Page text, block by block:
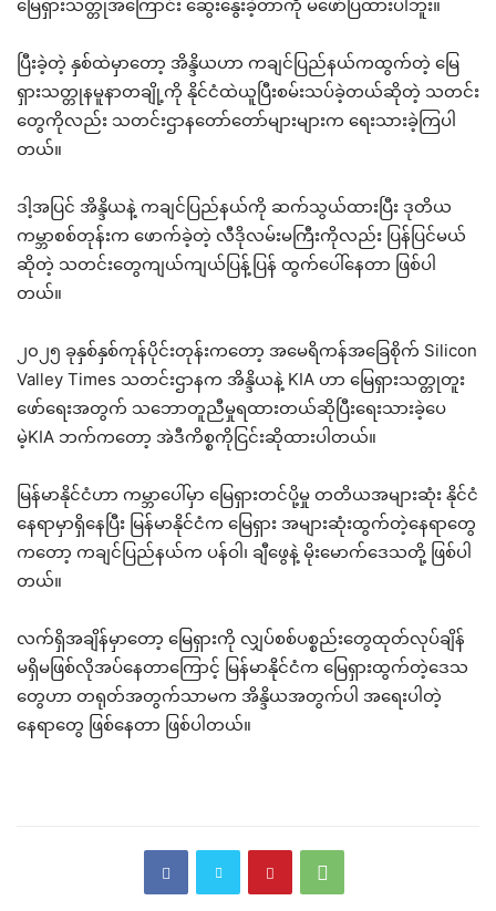
မြေရှားသတ္တုအကြောင်း ဆွေးနွေးခဲ့တာကို မဖော်ပြထားပါဘူး။
ပြီးခဲ့တဲ့ နှစ်ထဲမှာတော့ အိန္ဒိယဟာ ကချင်ပြည်နယ်ကထွက်တဲ့ မြေ
ရှားသတ္တုနမူနာတချို့ကို နိုင်ငံထဲယူပြီးစမ်းသပ်ခဲ့တယ်ဆိုတဲ့ သတင်း
တွေကိုလည်း သတင်းဌာနတော်တော်များများက ရေးသားခဲ့ကြပါ
တယ်။
ဒါ့အပြင် အိန္ဒိယနဲ့ ကချင်ပြည်နယ်ကို ဆက်သွယ်ထားပြီး ဒုတိယ
ကမ္ဘာစစ်တုန်းက ဖောက်ခဲ့တဲ့ လီဒိုလမ်းမကြီးကိုလည်း ပြန်ပြင်မယ်
ဆိုတဲ့ သတင်းတွေကျယ်ကျယ်ပြန့်ပြန် ထွက်ပေါ်နေတာ ဖြစ်ပါ
တယ်။
၂၀၂၅ ခုနှစ်နှစ်ကုန်ပိုင်းတုန်းကတော့ အမေရိကန်အခြေစိုက် Silicon
Valley Times သတင်းဌာနက အိန္ဒိယနဲ့ KIA ဟာ မြေရှားသတ္တုတူး
ဖော်ရေးအတွက် သဘောတူညီမှုရထားတယ်ဆိုပြီးရေးသားခဲ့ပေ
မဲ့KIA ဘက်ကတော့ အဲဒီကိစ္စကိုငြင်းဆိုထားပါတယ်။
မြန်မာနိုင်ငံဟာ ကမ္ဘာပေါ်မှာ မြေရှားတင်ပို့မှု တတိယအများဆုံး နိုင်ငံ
နေရာမှာရှိနေပြီး မြန်မာနိုင်ငံက မြေရှား အများဆုံးထွက်တဲ့နေရာတွေ
ကတော့ ကချင်ပြည်နယ်က ပန်ဝါ၊ ချီဖွေနဲ့ မိုးမောက်ဒေသတို့ ဖြစ်ပါ
တယ်။
လက်ရှိအချိန်မှာတော့ မြေရှားကို လျှပ်စစ်ပစ္စည်းတွေထုတ်လုပ်ချိန်
မရှိမဖြစ်လိုအပ်နေတာကြောင့် မြန်မာနိုင်ငံက မြေရှားထွက်တဲ့ဒေသ
တွေဟာ တရုတ်အတွက်သာမက အိန္ဒိယအတွက်ပါ အရေးပါတဲ့
နေရာတွေ ဖြစ်နေတာ ဖြစ်ပါတယ်။